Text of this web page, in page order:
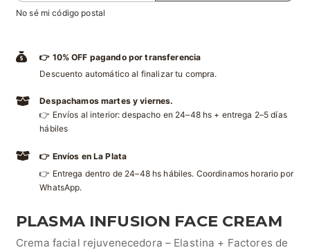
No sé mi código postal
👉 10% OFF pagando por transferencia
Descuento automático al finalizar tu compra.
Despachamos martes y viernes.
👉 Envíos al interior: despacho en 24–48 hs + entrega 2–5 días
hábiles
👉 Envíos en La Plata
👉 Entrega dentro de 24–48 hs hábiles. Coordinamos horario por
WhatsApp.
PLASMA INFUSION FACE CREAM
Crema facial rejuvenecedora – Elastina + Factores de